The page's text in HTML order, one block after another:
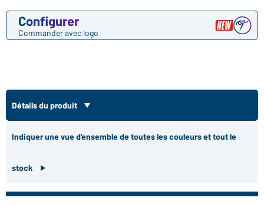
Configurer
Commander avec logo
Détails du produit
Indiquer une vue d'ensemble de toutes les couleurs et tout le
stock